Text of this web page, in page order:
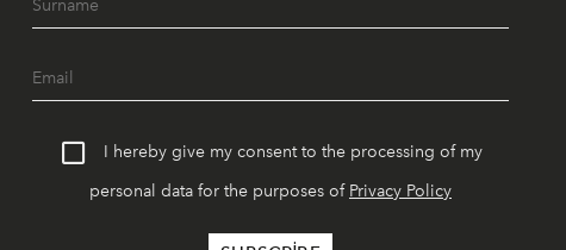
I hereby give my consent to the processing of my
personal data for the purposes of Privacy Policy